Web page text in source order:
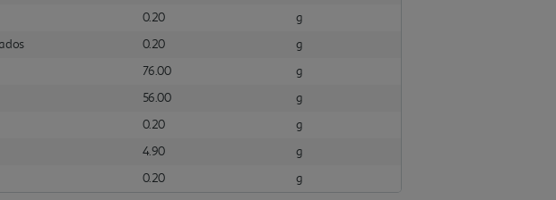
0.20
g
0.20
g
76.00
g
56.00
g
0.20
g
4.90
g
0.20 g